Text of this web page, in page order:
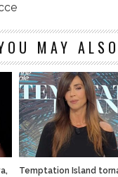
MAY
Temptation Island